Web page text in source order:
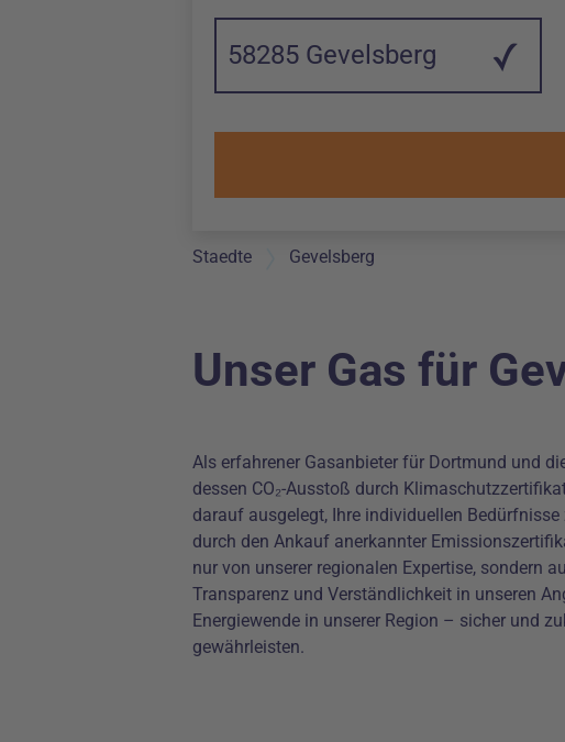
58285 Gevelsberg
Staedte Gevelsberg
Unser Gas für
Als erfahrener Gasanbieter für Dortmund und
dessen CO₂-Ausstoß durch
darauf ausgelegt, Ihre individuellen
durch den Ankauf anerkannter
nur von unserer regionalen Expertise, sondern
Transparenz und Verständlichkeit in unseren
Energiewende in unserer Region – sicher und
gewährleisten.